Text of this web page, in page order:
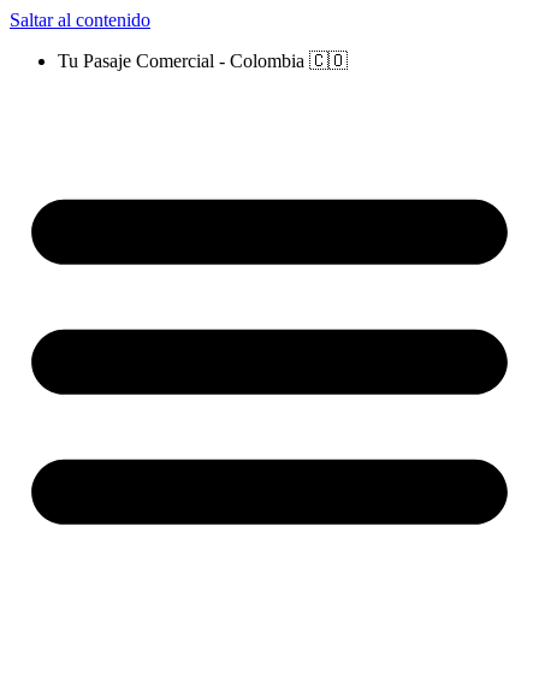
Saltar al contenido
Tu Pasaje Comercial - Colombia 🇨🇴